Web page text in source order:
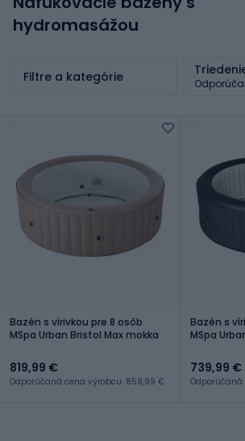
hydromasážou
Filtre a kategórie
Bazén s vírivkou pre 8 osôb
MSpa Urban Bristol Max mokka
819,99 €
Odporúčaná cena výrobcu: 859,99 €
Bazén s vírivkou
MSpa
739,99 €